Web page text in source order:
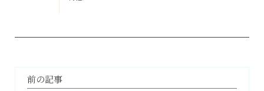
前の記事